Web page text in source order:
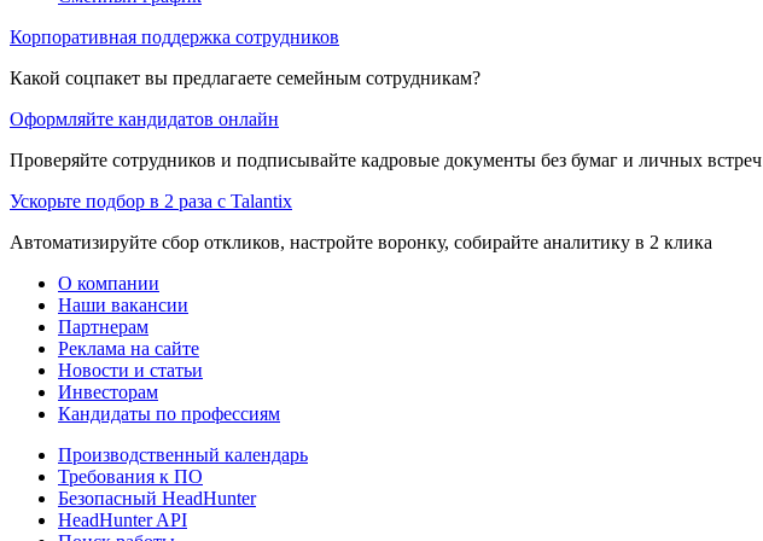
Корпоративная поддержка сотрудников
Какой соцпакет вы предлагаете семейным сотрудникам?
Оформляйте кандидатов онлайн
Проверяйте сотрудников и подписывайте кадровые документы без бумаг и личных встреч
Ускорьте подбор в 2 раза с Talantix
Автоматизируйте сбор откликов, настройте воронку, собирайте аналитику в 2 клика
О компании
Наши вакансии
Партнерам
Реклама на сайте
Новости и статьи
Инвесторам
Кандидаты по профессиям
Производственный календарь
Требования к ПО
Безопасный HeadHunter
HeadHunter API